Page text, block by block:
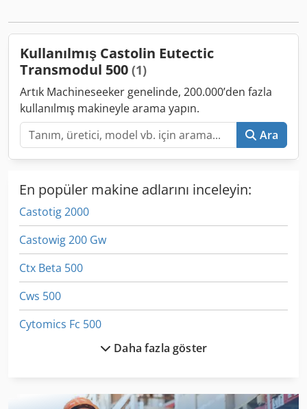
Kullanılmış Castolin Eutectic
Transmodul 500 (1)
Artık Machineseeker genelinde, 200.000’den fazla
kullanılmış makineyle arama yapın.
Ara
En popüler makine adlarını inceleyin:
Castotig 2000
Castowig 200 Gw
Ctx Beta 500
Cws 500
Cytomics Fc 500
Dmg Ctx Beta 500 Daha fazla göster